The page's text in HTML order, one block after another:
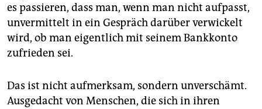
es passieren, dass man, wenn man nicht aufpasst,
unvermittelt in ein Gespräch darüber verwickelt
wird, ob man eigentlich mit seinem Bankkonto
zufrieden sei.
Das ist nicht aufmerksam, sondern unverschämt.
Ausgedacht von Menschen, die sich in ihren